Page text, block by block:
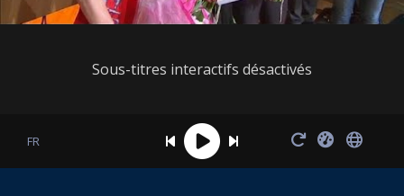
Sous-titres interactifs désactivés
FR